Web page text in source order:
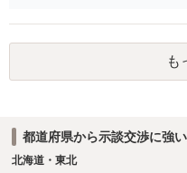
でしょう。
も
都道府県から示談交渉に強
北海道・東北